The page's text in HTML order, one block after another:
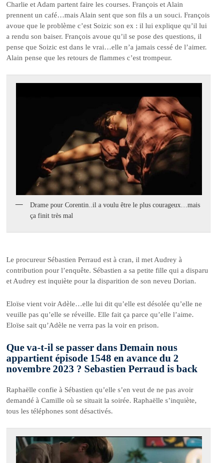
Charlie et Adam partent faire les courses. François et Alain
prennent un café…mais Alain sent que son fils a un souci. François
avoue que le problème c’est Soizic son ex : il lui explique qu’il lui
a rendu son baiser. François avoue qu’il se pose des questions, il
pense que Soizic est dans le vrai…elle n’a jamais cessé de l’aimer.
Alain pense que les retours de flammes c’est trompeur.
Drame pour Corentin..il a voulu être le plus courageux…mais
ça finit très mal
Le procureur Sébastien Perraud est à cran, il met Audrey à
contribution pour l’enquête. Sébastien a sa petite fille qui a disparu
et Audrey est inquiète pour la disparition de son neveu Dorian.
Eloïse vient voir Adèle…elle lui dit qu’elle est désolée qu’elle ne
veuille pas qu’elle se réveille. Elle fait ça parce qu’elle l’aime.
Eloïse sait qu’Adèle ne verra pas la voir en prison.
Que va-t-il se passer dans Demain nous
appartient épisode 1548 en avance du 2
novembre 2023 ? Sebastien Perraud is back
Raphaëlle confie à Sébastien qu’elle s’en veut de ne pas avoir
demandé à Camille où se situait la soirée. Raphaëlle s’inquiète,
tous les téléphones sont désactivés.